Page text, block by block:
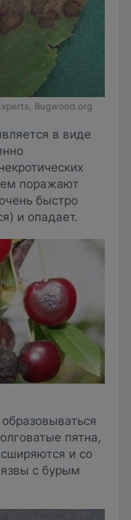
Bugwood.org
в виде
поражают
быстро
и опадает.
пятна,
и со
с бурым